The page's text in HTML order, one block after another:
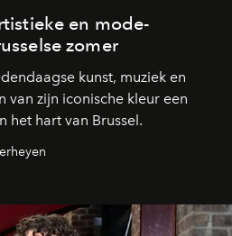
en mode-
zomer
kunst, muziek en
van zijn iconische kleur een
het hart van Brussel.